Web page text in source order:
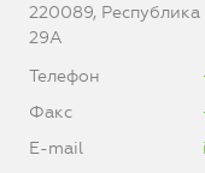
220089, Республика
29А
Телефон
Факс
E-mail